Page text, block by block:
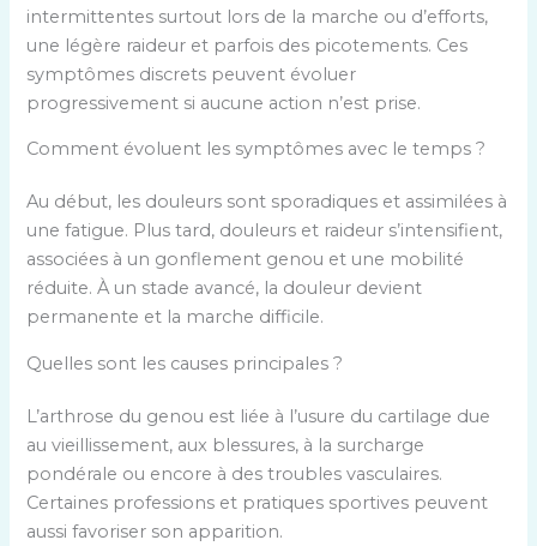
intermittentes surtout lors de la marche ou d’efforts,
une légère raideur et parfois des picotements. Ces
symptômes discrets peuvent évoluer
progressivement si aucune action n’est prise.
Comment évoluent les symptômes avec le temps ?
Au début, les douleurs sont sporadiques et assimilées à
une fatigue. Plus tard, douleurs et raideur s’intensifient,
associées à un gonflement genou et une mobilité
réduite. À un stade avancé, la douleur devient
permanente et la marche difficile.
Quelles sont les causes principales ?
L’arthrose du genou est liée à l’usure du cartilage due
au vieillissement, aux blessures, à la surcharge
pondérale ou encore à des troubles vasculaires.
Certaines professions et pratiques sportives peuvent
aussi favoriser son apparition.